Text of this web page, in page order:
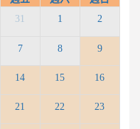
31 1 2
7 8 9
14 15 16
21 22 23